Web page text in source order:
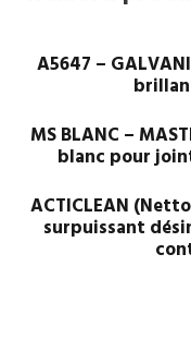
A5647 –
MS BLANC –
blanc pour
ACTICLEAN
surpuissant